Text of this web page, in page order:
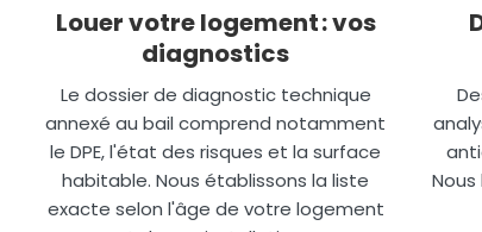
Louer votre logement : vos
diagnostics
Le dossier de diagnostic technique
annexé au bail comprend notamment
le DPE, l'état des risques et la surface
habitable. Nous établissons la liste
exacte selon l'âge de votre logement